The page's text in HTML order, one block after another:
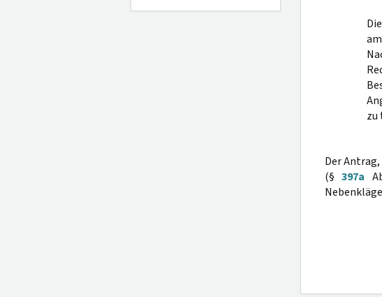
zu
Der
(§397a